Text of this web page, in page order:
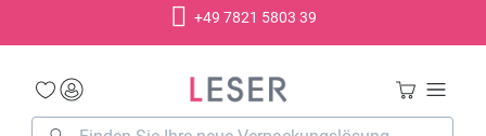
+49 7821 5803 39